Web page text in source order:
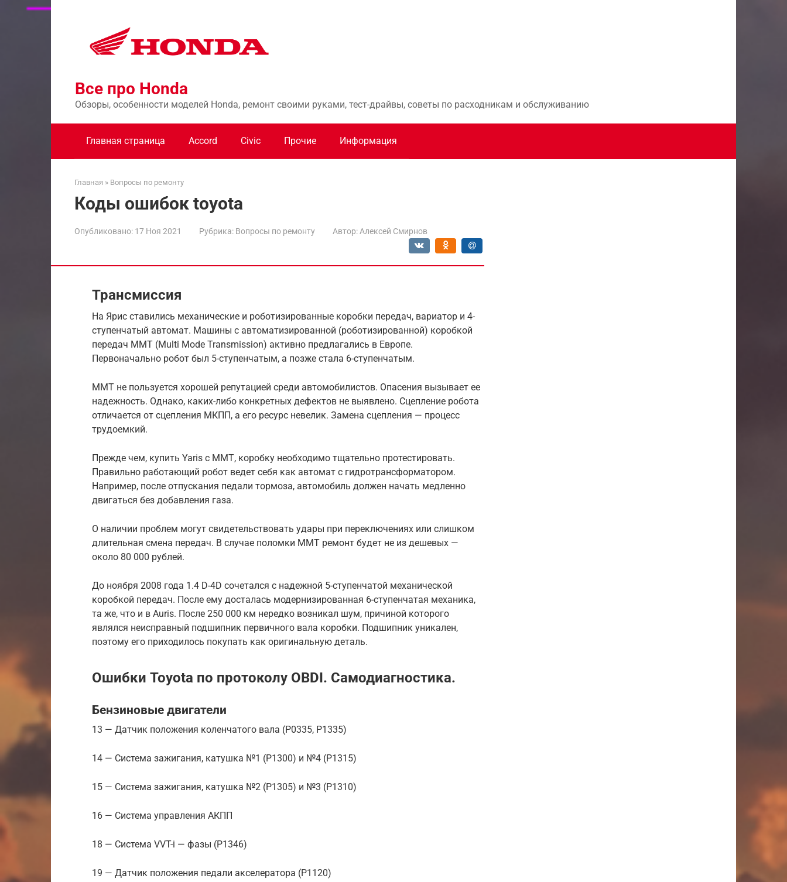
Перейти
Все про Honda
Обзоры, особенности моделей Honda, ремонт своими руками, тест-драйвы, советы по расходникам и обслуживанию
Главная страница Accord Civic Прочие Информация
Главная » Вопросы по ремонту
Коды ошибок toyota
Опубликовано: 17 Ноя 2021 Рубрика: Вопросы по ремонту Автор: Алексей Смирнов
Трансмиссия
На Ярис ставились механические и роботизированные коробки передач, вариатор и 4-
ступенчатый автомат. Машины с автоматизированной (роботизированной) коробкой
передач ММТ (Multi Mode Transmission) активно предлагались в Европе.
Первоначально робот был 5-ступенчатым, а позже стала 6-ступенчатым.
ММТ не пользуется хорошей репутацией среди автомобилистов. Опасения вызывает ее
надежность. Однако, каких-либо конкретных дефектов не выявлено. Сцепление робота
отличается от сцепления МКПП, а его ресурс невелик. Замена сцепления — процесс
трудоемкий.
Прежде чем, купить Yaris с ММТ, коробку необходимо тщательно протестировать.
Правильно работающий робот ведет себя как автомат с гидротрансформатором.
Например, после отпускания педали тормоза, автомобиль должен начать медленно
двигаться без добавления газа.
О наличии проблем могут свидетельствовать удары при переключениях или слишком
длительная смена передач. В случае поломки ММТ ремонт будет не из дешевых —
около 80 000 рублей.
До ноября 2008 года 1.4 D-4D сочетался с надежной 5-ступенчатой механической
коробкой передач. После ему досталась модернизированная 6-ступенчатая механика,
та же, что и в Auris. После 250 000 км нередко возникал шум, причиной которого
являлся неисправный подшипник первичного вала коробки. Подшипник уникален,
поэтому его приходилось покупать как оригинальную деталь.
Ошибки Toyota по протоколу OBDI. Самодиагностика.
Бензиновые двигатели
13 — Датчик положения коленчатого вала (P0335, P1335)
14 — Система зажигания, катушка №1 (P1300) и №4 (P1315)
15 — Система зажигания, катушка №2 (P1305) и №3 (P1310)
16 — Система управления АКПП
18 — Система VVT-i — фазы (P1346)
19 — Датчик положения педали акселератора (P1120)